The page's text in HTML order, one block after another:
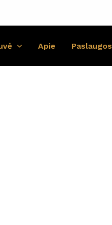
Apie Paslaugos